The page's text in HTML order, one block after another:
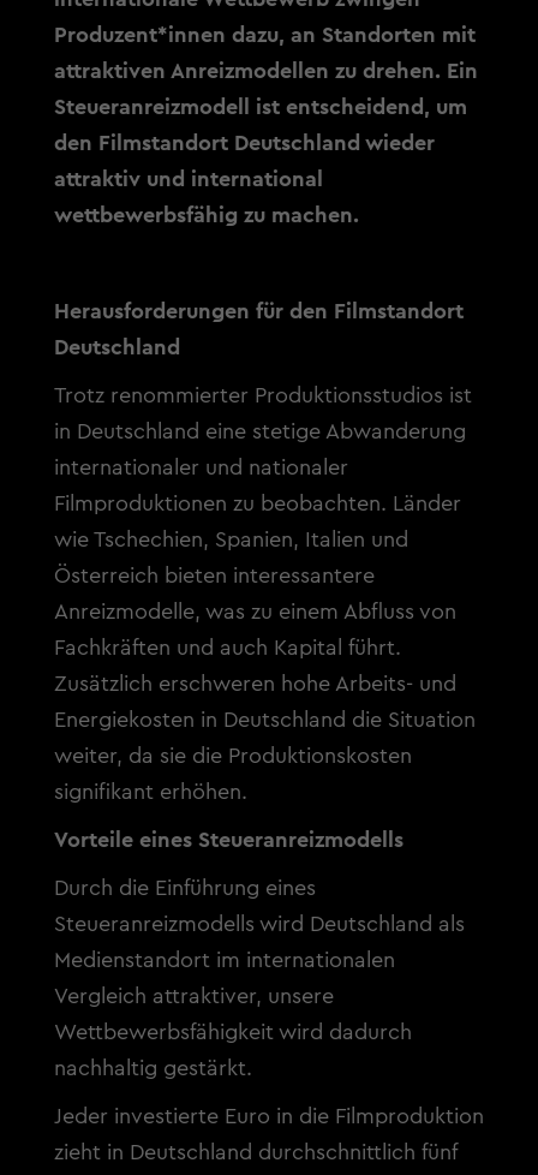
Produzent*innen dazu, an Standorten mit
attraktiven Anreizmodellen zu drehen. Ein
Steueranreizmodell ist entscheidend, um
den Filmstandort Deutschland wieder
attraktiv und international
wettbewerbsfähig zu machen.
Herausforderungen für den Filmstandort
Deutschland
Trotz renommierter Produktionsstudios ist
in Deutschland eine stetige Abwanderung
internationaler und nationaler
Filmproduktionen zu beobachten. Länder
wie Tschechien, Spanien, Italien und
Österreich bieten interessantere
Anreizmodelle, was zu einem Abfluss von
Fachkräften und auch Kapital führt.
Zusätzlich erschweren hohe Arbeits- und
Energiekosten in Deutschland die Situation
weiter, da sie die Produktionskosten
signifikant erhöhen.
Vorteile eines Steueranreizmodells
Durch die Einführung eines
Steueranreizmodells wird Deutschland als
Medienstandort im internationalen
Vergleich attraktiver, unsere
Wettbewerbsfähigkeit wird dadurch
nachhaltig gestärkt.
Jeder investierte Euro in die Filmproduktion
zieht in Deutschland durchschnittlich fünf